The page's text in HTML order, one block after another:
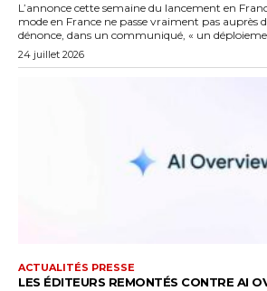
L’annonce cette semaine du lancement en
mode en France ne passe vraiment pas auprès
dénonce, dans un communiqué, « un
24 juillet 2026
ACTUALITÉS PRESSE
LES ÉDITEURS REMONTÉS CONTRE AI